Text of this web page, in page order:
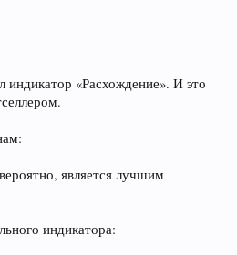
индикатор «Расхождение». И это
является лучшим
индикатора: